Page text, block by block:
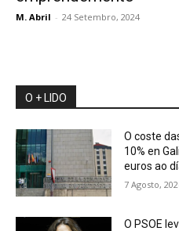
M. Abril - 24 Setembro, 2024
O + LIDO
O coste
10% en
euros ao
7 Agosto,
O PSOE